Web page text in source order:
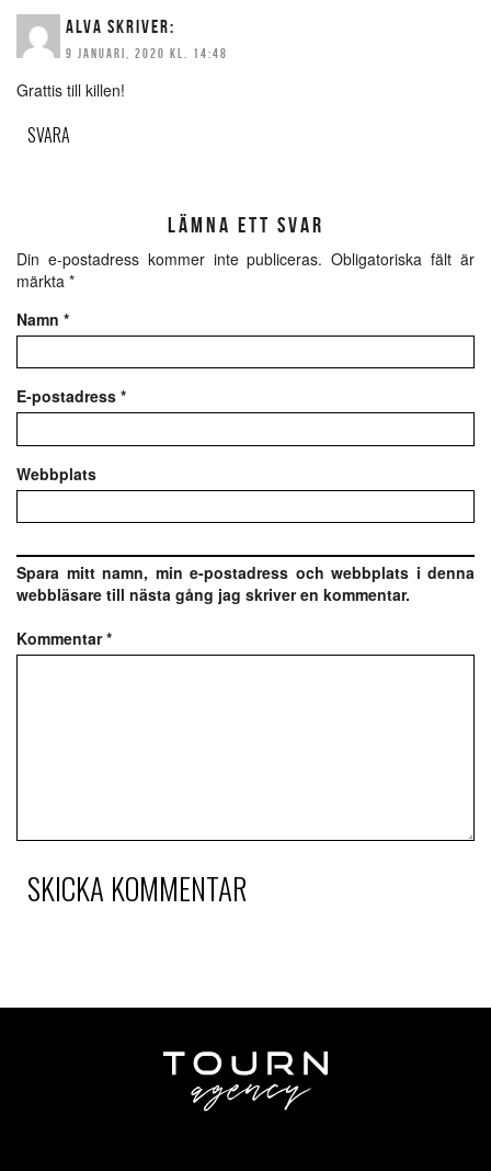
ALVA SKRIVER:
9 JANUARI, 2020 KL. 14:48
Grattis till killen!
SVARA
LÄMNA ETT SVAR
Din e-postadress kommer inte publiceras. Obligatoriska fält är
märkta *
Namn *
E-postadress *
Webbplats
Spara mitt namn, min e-postadress och webbplats i denna
webbläsare till nästa gång jag skriver en kommentar.
Kommentar*
SKICKA KOMMENTAR